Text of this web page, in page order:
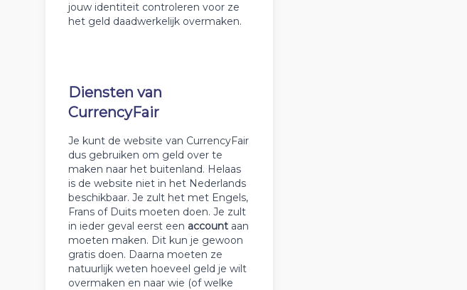
jouw identiteit controleren voor ze
het geld daadwerkelijk overmaken.
Diensten van
CurrencyFair
Je kunt de website van CurrencyFair
dus gebruiken om geld over te
maken naar het buitenland. Helaas
is de website niet in het Nederlands
beschikbaar. Je zult het met Engels,
Frans of Duits moeten doen. Je zult
in ieder geval eerst een account aan
moeten maken. Dit kun je gewoon
gratis doen. Daarna moeten ze
natuurlijk weten hoeveel geld je wilt
overmaken en naar wie (of welke